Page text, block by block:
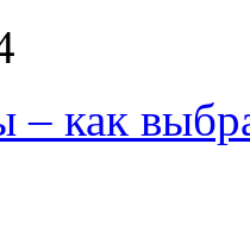
– как